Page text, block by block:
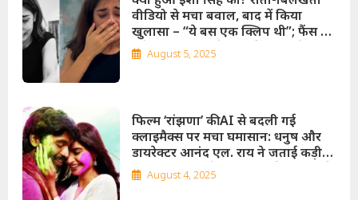
वीडियो से मचा बवाल, बाद में किया
खुलासा – “ये बस एक क्लिप थी”; फैंस ने
पूछे सवाल तो एक्ट्रेस बोलीं – “डराने का
मकसद नहीं था”!
August 5, 2025
फिल्म ‘रांझणा’ की AI से बदली गई
क्लाइमैक्स पर मचा घमासान: धनुष और
डायरेक्टर आनंद एल. राय ने जताई कड़ी
आपत्ति, कहा- “ये हमारी बनाई फिल्म नहीं
है”
August 4, 2025